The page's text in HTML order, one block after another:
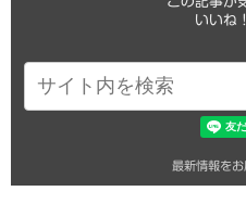
いいね
最新情報をお